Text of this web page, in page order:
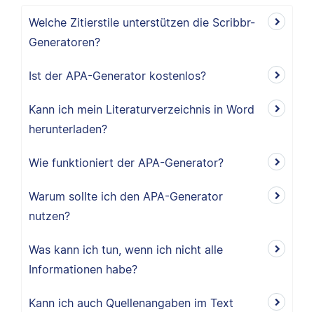
Welche Zitierstile unterstützen die Scribbr-
Generatoren?
Ist der APA-Generator kostenlos?
Kann ich mein Literaturverzeichnis in Word
herunterladen?
Wie funktioniert der APA-Generator?
Warum sollte ich den APA-Generator
nutzen?
Was kann ich tun, wenn ich nicht alle
Informationen habe?
Kann ich auch Quellenangaben im Text